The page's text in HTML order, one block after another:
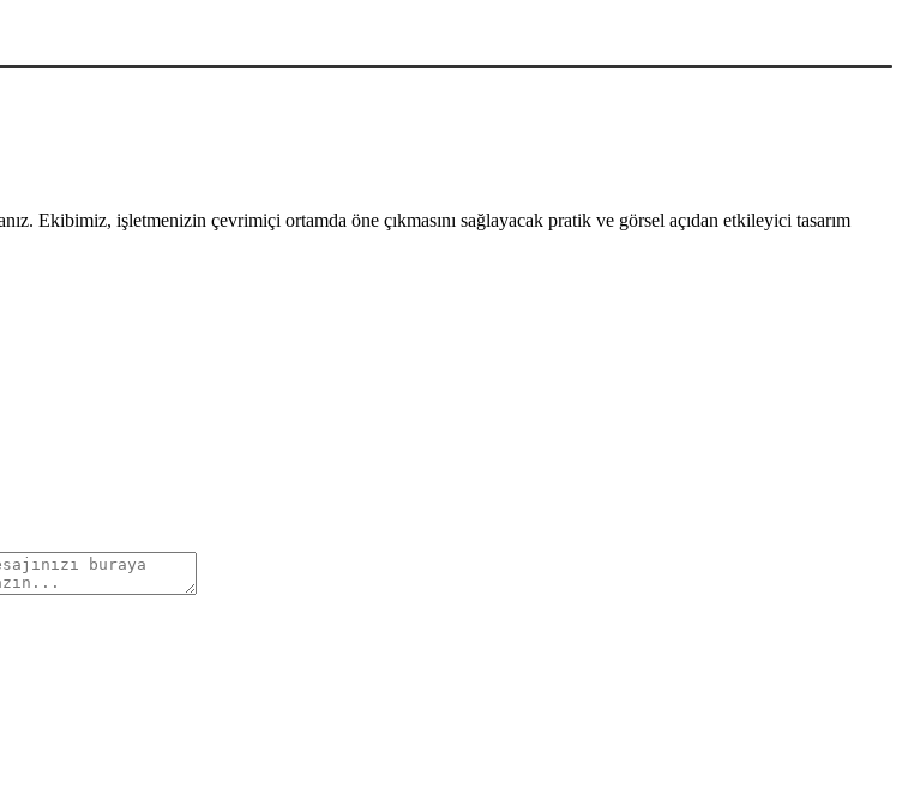
Ekibimiz, işletmenizin çevrimiçi ortamda öne çıkmasını sağlayacak pratik ve görsel açıdan etkileyici tasarım